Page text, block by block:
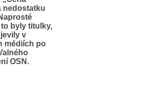
nedostatku
byly titulky,
v
médiích po
OSN.